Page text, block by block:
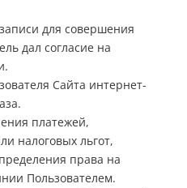
для совершения
дал согласие на
Сайта интернет-
платежей,
налоговых льгот,
права на
Пользователем.